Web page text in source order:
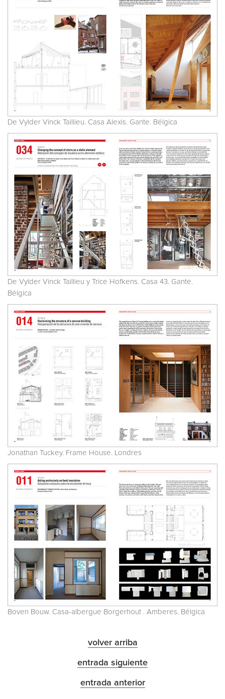
De Vylder Vinck Taillieu. Casa Alexis. Gante. Bélgica
De Vylder Vinck Taillieu y Trice Hofkens. Casa 43. Gante.
Bélgica
Jonathan Tuckey. Frame House. Londres
Boven Bouw. Casa-albergue Borgerhout . Amberes. Bélgica
volver arriba
entrada siguiente
entrada anterior